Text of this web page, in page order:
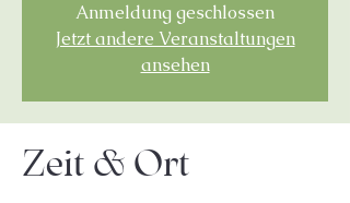
Anmeldung geschlossen
Jetzt andere Veranstaltungen
ansehen
Zeit & Ort